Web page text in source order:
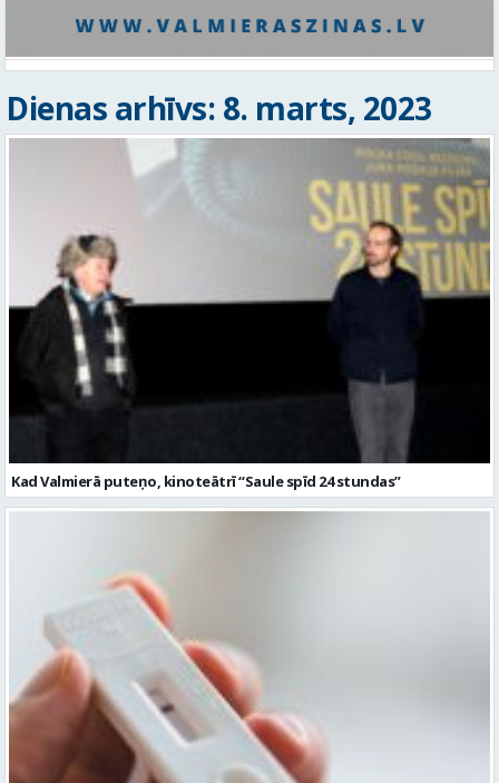
Dienas arhīvs: 8. marts, 2023
Kad Valmierā puteņo, kinoteātrī “Saule spīd 24 stundas”